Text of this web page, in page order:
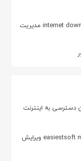
دانلود internet download manager (IDM) 6.42.61 Retail مدیریت
دانلود easiestsoft movie editor 5.1.1 + Portable ویرایش